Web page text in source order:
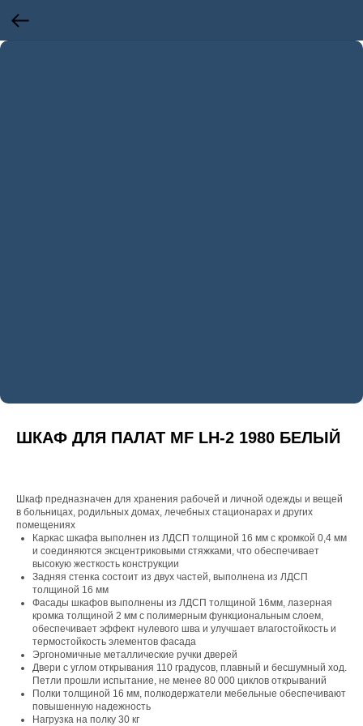
ШКАФ ДЛЯ ПАЛАТ MF LH-2 1980 БЕЛЫЙ
Шкаф предназначен для хранения рабочей и личной одежды и вещей
в больницах, родильных домах, лечебных стационарах и других
помещениях
Каркас шкафа выполнен из ЛДСП толщиной 16 мм с кромкой 0,4 мм
и соединяются эксцентриковыми стяжками, что обеспечивает
высокую жесткость конструкции
Задняя стенка состоит из двух частей, выполнена из ЛДСП
толщиной 16 мм
Фасады шкафов выполнены из ЛДСП толщиной 16мм, лазерная
кромка толщиной 2 мм с полимерным функциональным слоем,
обеспечивает эффект нулевого шва и улучшает влагостойкость и
термостойкость элементов фасада
Эргономичные металлические ручки дверей
Двери с углом открывания 110 градусов, плавный и бесшумный ход.
Петли прошли испытание, не менее 80 000 циклов открываний
Полки толщиной 16 мм, полкодержатели мебельные обеспечивают
повышенную надежность
Нагрузка на полку 30 кг